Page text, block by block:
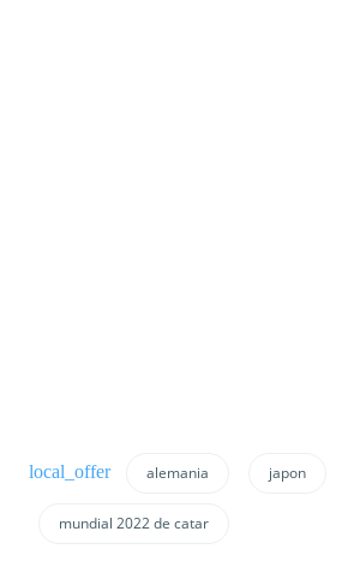
alemania japon
mundial 2022 de catar